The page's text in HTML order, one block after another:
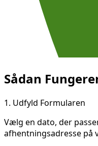
Sådan
1. Udfyld Formularen
Vælg en dato, der
afhentningsadresse på